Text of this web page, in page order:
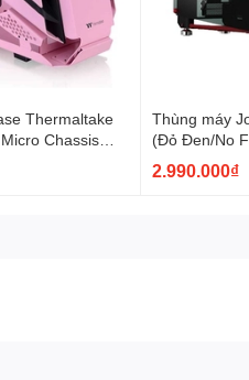
Thermaltake
Chassis
00SAWN-00)
Thùng máy
(Đỏ Đen/No
2.990.000₫